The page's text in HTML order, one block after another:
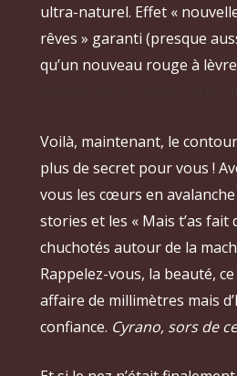
ultra-naturel. Effet «
rêves » garanti (presque
qu’un nouveau rouge à
Voilà, maintenant, le
plus de secret pour vous !
vous les cœurs en
stories et les « Mais t’as fait
chuchotés autour de la
Rappelez-vous, la beauté,
affaire de millimètres mais
confiance. Cyrano, sors de